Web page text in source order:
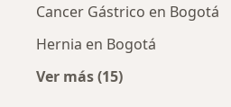
Cancer Gástrico en Bogotá
Hernia en Bogotá
Ver más (15)